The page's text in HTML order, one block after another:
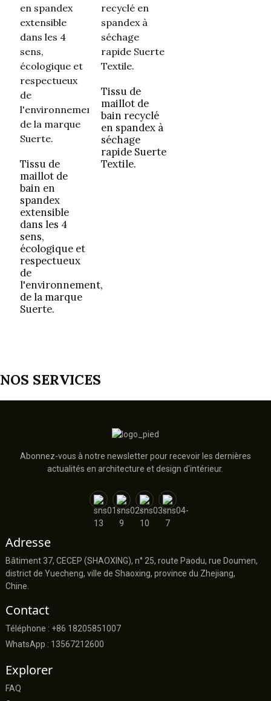
Tissu de
maillot de
bain en
spandex
extensible
dans les 4
sens,
écologique et
respectueux
de
l'environnement,
de la marque
Suerte.
Tissu de
maillot de
bain recyclé
en spandex à
séchage
rapide Suerte
Textile.
NOS SERVICES
Abonnez-vous à notre newsletter pour recevoir les dernières
actualités en architecture et design d'intérieur.
Adresse
Bâtiment 37, CECEP (SHAOXING), n° 25, route Paodu, rue Doumen,
district de Yuecheng, ville de Shaoxing, province du Zhejiang,
Chine.
Contact
Téléphone : +86 18205851007
WhatsApp : 13567212600
Explorer
FAQ